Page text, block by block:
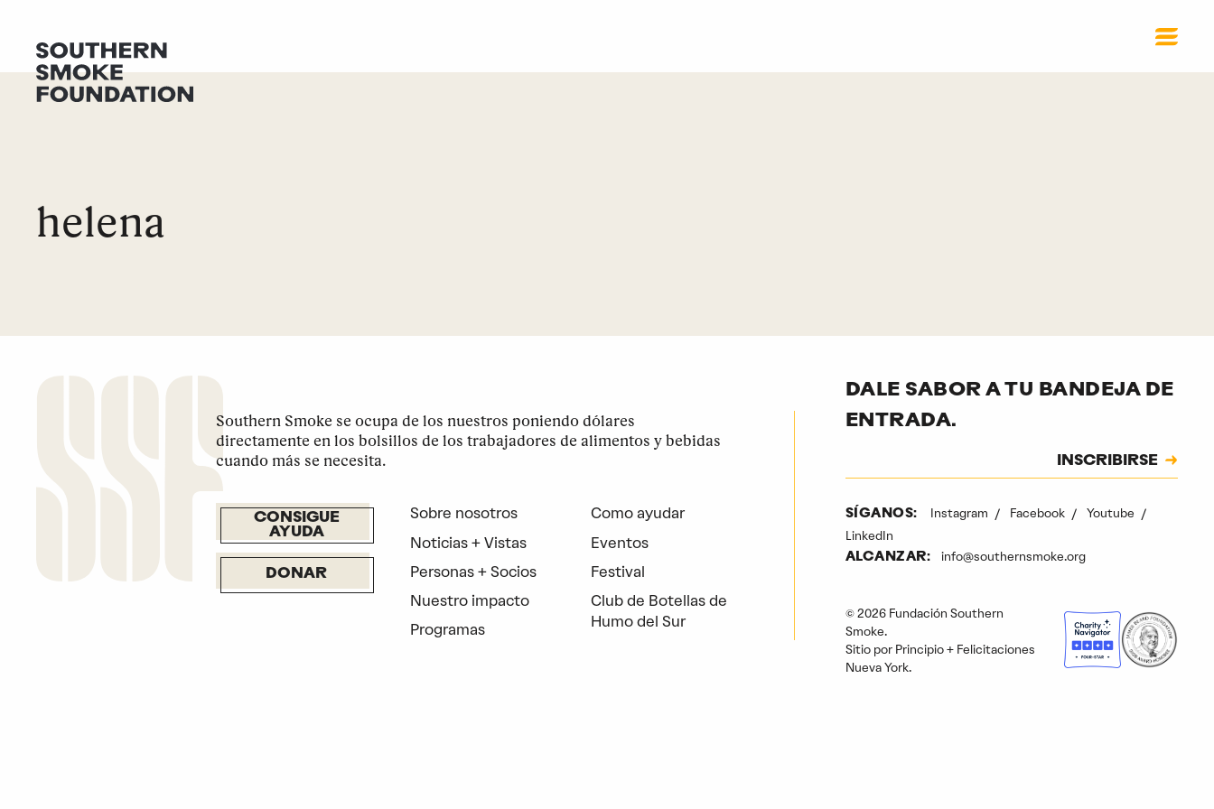
CONSIGUE AYUDA
DONAR
helena
Southern Smoke se ocupa de los nuestros poniendo dólares
directamente en los bolsillos de los trabajadores de alimentos y bebidas
cuando más se necesita.
CONSIGUE
AYUDA
DONAR
Sobre nosotros
Noticias + Vistas
Personas + Socios
Nuestro impacto
Programas
Como ayudar
Eventos
Festival
Club de Botellas de
Humo del Sur
DALE SABOR A TU BANDEJA DE
ENTRADA.
CAPTCHA
INSCRIBIRSE
SÍGANOS: Instagram Facebook
Youtube
LinkedIn
ALCANZAR: info@southernsmoke.org
© 2026 Fundación Southern
Smoke.
Sitio por Principio+ Felicitaciones
Nueva York.